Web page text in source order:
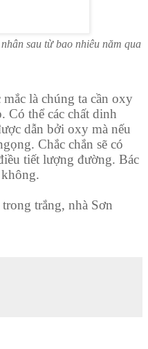
sau từ bao nhiêu năm qua
là chúng ta cần oxy
Có thể các chất dinh
dẫn bởi oxy mà nếu
Chắc chắn sẽ có
tiết lượng đường. Bác
trắng, nhà Sơn